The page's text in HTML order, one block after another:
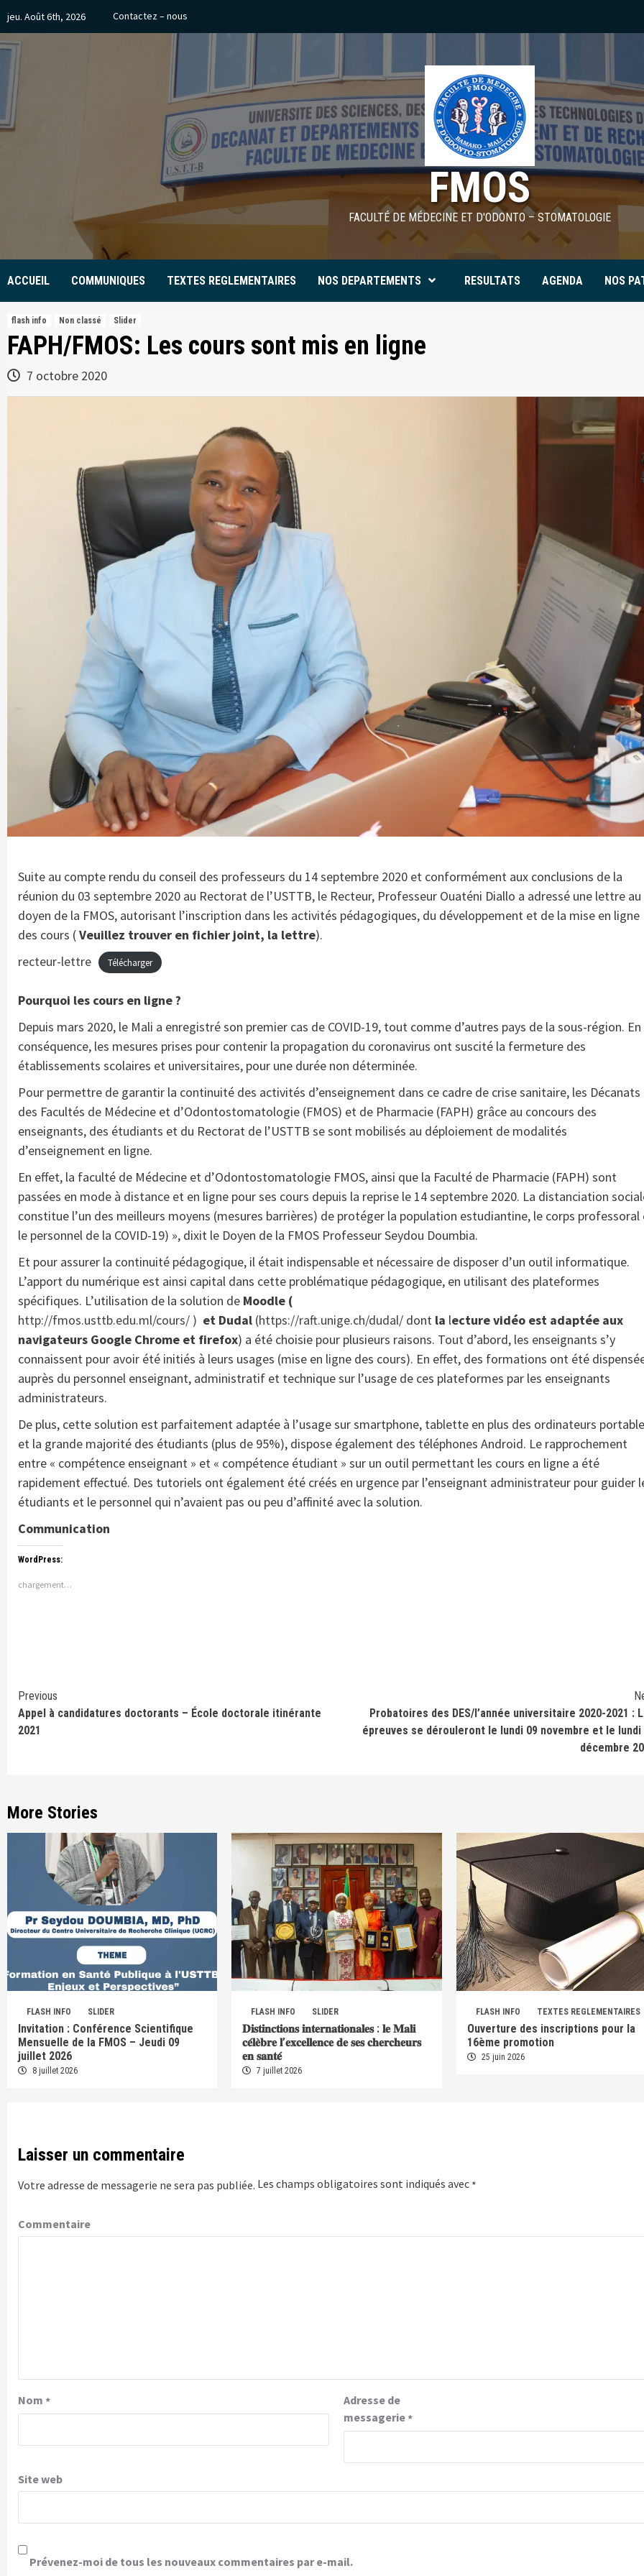
to
content
jeu. Août 6th, 2026 Contactez – nous
FMOS
FACULTÉ DE MÉDECINE ET D'ODONTO – STOMATOLOGIE
ACCUEIL COMMUNIQUES TEXTES REGLEMENTAIRES NOS DEPARTEMENTS RESULTATS AGENDA NOS
flash info Non classé Slider
FAPH/FMOS: Les cours sont mis en ligne
7 octobre 2020
Suite au compte rendu du conseil des professeurs du 14 septembre 2020 et conformément aux conclusions de la
réunion du 03 septembre 2020 au Rectorat de l’USTTB, le Recteur, Professeur Ouaténi Diallo a adressé une lettre au
doyen de la FMOS, autorisant l’inscription dans les activités pédagogiques, du développement et de la mise en ligne
des cours (Veuillez trouver en fichier joint, la lettre).
recteur-lettre
Télécharger
Pourquoi les cours en ligne ?
Depuis mars 2020, le Mali a enregistré son premier cas de COVID-19, tout comme d’autres pays de la sous-région. En
conséquence, les mesures prises pour contenir la propagation du coronavirus ont suscité la fermeture des
établissements scolaires et universitaires, pour une durée non déterminée.
Pour permettre de garantir la continuité des activités d’enseignement dans ce cadre de crise sanitaire, les Décanats
des Facultés de Médecine et d’Odontostomatologie (FMOS) et de Pharmacie (FAPH) grâce au concours des
enseignants, des étudiants et du Rectorat de l’USTTB se sont mobilisés au déploiement de modalités
d’enseignement en ligne.
En effet, la faculté de Médecine et d’Odontostomatologie FMOS, ainsi que la Faculté de Pharmacie (FAPH) sont
passées en mode à distance et en ligne pour ses cours depuis la reprise le 14 septembre 2020. La distanciation
constitue l’un des meilleurs moyens (mesures barrières) de protéger la population estudiantine, le corps professoral
le personnel de la COVID-19) », dixit le Doyen de la FMOS Professeur Seydou Doumbia.
Et pour assurer la continuité pédagogique, il était indispensable et nécessaire de disposer d’un outil informatique.
L’apport du numérique est ainsi capital dans cette problématique pédagogique, en utilisant des plateformes
spécifiques. L’utilisation de la solution de Moodle (
http://fmos.usttb.edu.ml/cours/ ) et Dudal (https://raft.unige.ch/dudal/ dont la lecture vidéo est adaptée aux
navigateurs Google Chrome et firefox) a été choisie pour plusieurs raisons. Tout d’abord, les enseignants s’y
connaissent pour avoir été initiés à leurs usages (mise en ligne des cours). En effet, des formations ont été
auprès du personnel enseignant, administratif et technique sur l’usage de ces plateformes par les enseignants
administrateurs.
De plus, cette solution est parfaitement adaptée à l’usage sur smartphone, tablette en plus des ordinateurs
et la grande majorité des étudiants (plus de 95%), dispose également des téléphones Android. Le rapprochement
entre « compétence enseignant » et « compétence étudiant » sur un outil permettant les cours en ligne a été
rapidement effectué. Des tutoriels ont également été créés en urgence par l’enseignant administrateur pour guider
étudiants et le personnel qui n’avaient pas ou peu d’affinité avec la solution.
Communication
WordPress:
chargement…
Continue
Reading
Previous
Appel à candidatures doctorants – École doctorale itinérante
2021
Probatoires des DES/l’année universitaire 2020-2021 :
épreuves se dérouleront le lundi 09 novembre et le lundi
décembre
More Stories
FLASH INFO SLIDER
Invitation : Conférence Scientifique
Mensuelle de la FMOS – Jeudi 09
juillet 2026
8 juillet 2026
FLASH INFO SLIDER
𝐃𝐢𝐬𝐭𝐢𝐧𝐜𝐭𝐢𝐨𝐧𝐬 𝐢𝐧𝐭𝐞𝐫𝐧𝐚𝐭𝐢𝐨𝐧𝐚𝐥𝐞𝐬 : 𝐥𝐞 𝐌𝐚𝐥𝐢
𝐜𝐞́𝐥𝐞̀𝐛𝐫𝐞 𝐥’𝐞𝐱𝐜𝐞𝐥𝐥𝐞𝐧𝐜𝐞 𝐝𝐞 𝐬𝐞𝐬 𝐜𝐡𝐞𝐫𝐜𝐡𝐞𝐮𝐫𝐬
𝐞𝐧 𝐬𝐚𝐧𝐭𝐞́
7 juillet 2026
FLASH INFO TEXTES REGLEMENTAIRES
Ouverture des inscriptions pour la
16ème promotion
25 juin 2026
Laisser un commentaire
Votre adresse de messagerie ne sera pas publiée. Les champs obligatoires sont indiqués avec *
Commentaire
Nom *
Adresse de
messagerie*
Site web
Prévenez-moi de tous les nouveaux commentaires par e-mail.